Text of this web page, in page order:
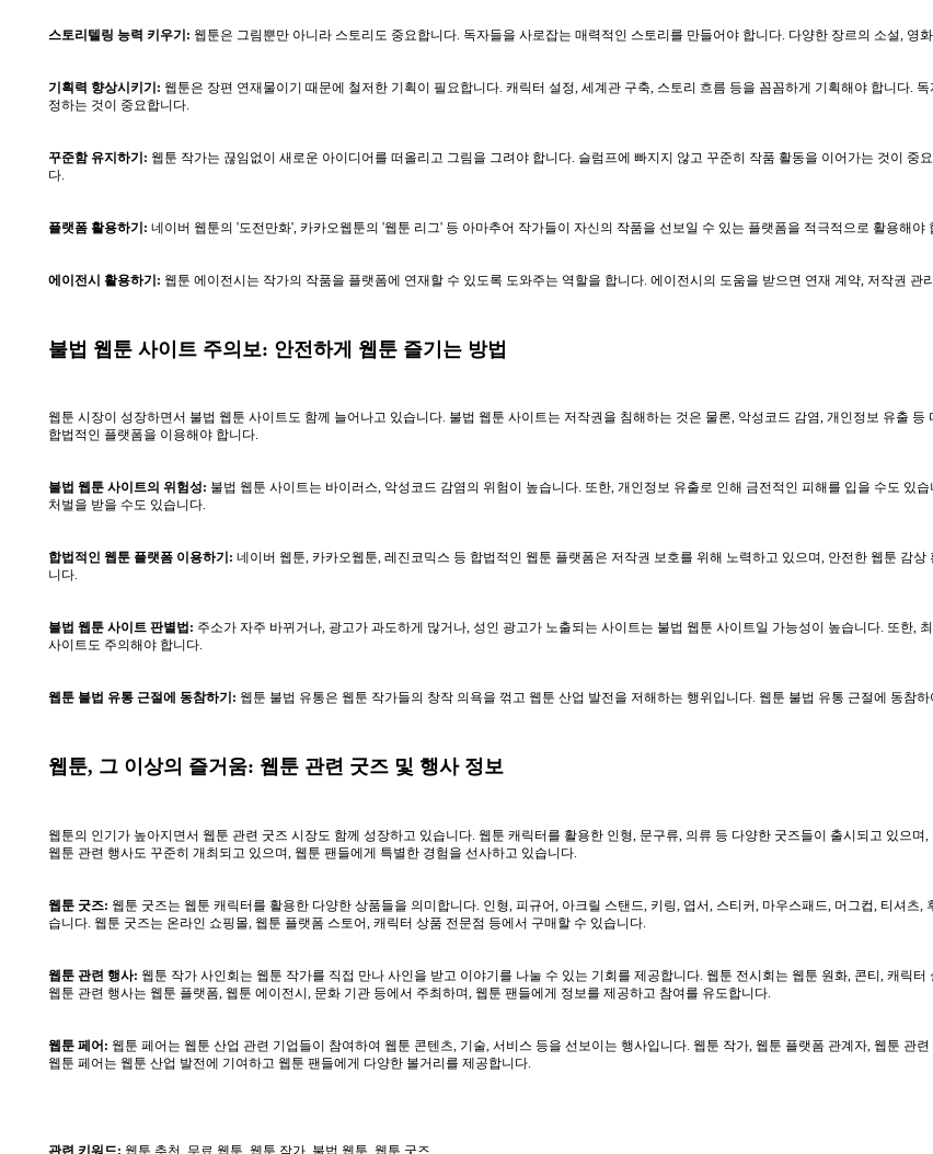
스토리텔링 능력 키우기: 웹툰은 그림뿐만 아니라 스토리도 중요합니다. 독자들을 사로잡는 매력적인 스토리를 만들어야 합니다. 다양한 장르의 소설, 영
기획력 향상시키기: 웹툰은 장편 연재물이기 때문에 철저한 기획이 필요합니다. 캐릭터 설정, 세계관 구축, 스토리 흐름 등을 꼼꼼하게 기획해야 합니다.
정하는 것이 중요합니다.
꾸준함 유지하기: 웹툰 작가는 끊임없이 새로운 아이디어를 떠올리고 그림을 그려야 합니다. 슬럼프에 빠지지 않고 꾸준히 작품 활동을 이어가는 것이
다.
플랫폼 활용하기: 네이버 웹툰의 '도전만화', 카카오웹툰의 '웹툰 리그' 등 아마추어 작가들이 자신의 작품을 선보일 수 있는 플랫폼을 적극적으로 활용해
에이전시 활용하기: 웹툰 에이전시는 작가의 작품을 플랫폼에 연재할 수 있도록 도와주는 역할을 합니다. 에이전시의 도움을 받으면 연재 계약, 저작권 관
불법 웹툰 사이트 주의보: 안전하게 웹툰 즐기는 방법
웹툰 시장이 성장하면서 불법 웹툰 사이트도 함께 늘어나고 있습니다. 불법 웹툰 사이트는 저작권을 침해하는 것은 물론, 악성코드 감염, 개인정보 유출
합법적인 플랫폼을 이용해야 합니다.
불법 웹툰 사이트의 위험성: 불법 웹툰 사이트는 바이러스, 악성코드 감염의 위험이 높습니다. 또한, 개인정보 유출로 인해 금전적인 피해를 입을 수도 있
처벌을 받을 수도 있습니다.
합법적인 웹툰 플랫폼 이용하기: 네이버 웹툰, 카카오웹툰, 레진코믹스 등 합법적인 웹툰 플랫폼은 저작권 보호를 위해 노력하고 있으며, 안전한 웹툰 감
니다.
불법 웹툰 사이트 판별법: 주소가 자주 바뀌거나, 광고가 과도하게 많거나, 성인 광고가 노출되는 사이트는 불법 웹툰 사이트일 가능성이 높습니다. 또한,
사이트도 주의해야 합니다.
웹툰 불법 유통 근절에 동참하기: 웹툰 불법 유통은 웹툰 작가들의 창작 의욕을 꺾고 웹툰 산업 발전을 저해하는 행위입니다. 웹툰 불법 유통 근절에 동참
웹툰, 그 이상의 즐거움: 웹툰 관련 굿즈 및 행사 정보
웹툰의 인기가 높아지면서 웹툰 관련 굿즈 시장도 함께 성장하고 있습니다. 웹툰 캐릭터를 활용한 인형, 문구류, 의류 등 다양한 굿즈들이 출시되고 있으
웹툰 관련 행사도 꾸준히 개최되고 있으며, 웹툰 팬들에게 특별한 경험을 선사하고 있습니다.
웹툰 굿즈: 웹툰 굿즈는 웹툰 캐릭터를 활용한 다양한 상품들을 의미합니다. 인형, 피규어, 아크릴 스탠드, 키링, 엽서, 스티커, 마우스패드, 머그컵, 티셔
습니다. 웹툰 굿즈는 온라인 쇼핑몰, 웹툰 플랫폼 스토어, 캐릭터 상품 전문점 등에서 구매할 수 있습니다.
웹툰 관련 행사: 웹툰 작가 사인회는 웹툰 작가를 직접 만나 사인을 받고 이야기를 나눌 수 있는 기회를 제공합니다. 웹툰 전시회는 웹툰 원화, 콘티, 캐릭
웹툰 관련 행사는 웹툰 플랫폼, 웹툰 에이전시, 문화 기관 등에서 주최하며, 웹툰 팬들에게 정보를 제공하고 참여를 유도합니다.
웹툰 페어: 웹툰 페어는 웹툰 산업 관련 기업들이 참여하여 웹툰 콘텐츠, 기술, 서비스 등을 선보이는 행사입니다. 웹툰 작가, 웹툰 플랫폼 관계자, 웹툰 관
웹툰 페어는 웹툰 산업 발전에 기여하고 웹툰 팬들에게 다양한 볼거리를 제공합니다.